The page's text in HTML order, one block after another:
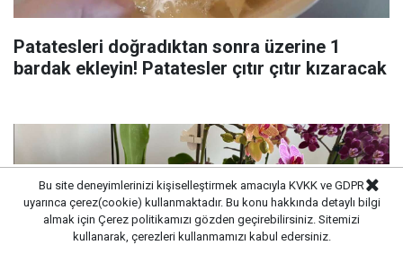
Patatesleri doğradıktan sonra üzerine 1
bardak ekleyin! Patatesler çıtır çıtır kızaracak
Bu site deneyimlerinizi kişiselleştirmek amacıyla KVKK ve GDPR
uyarınca çerez(cookie) kullanmaktadır. Bu konu hakkında detaylı bilgi
almak için Çerez politikamızı gözden geçirebilirsiniz. Sitemizi
kullanarak, çerezleri kullanmamızı kabul edersiniz.